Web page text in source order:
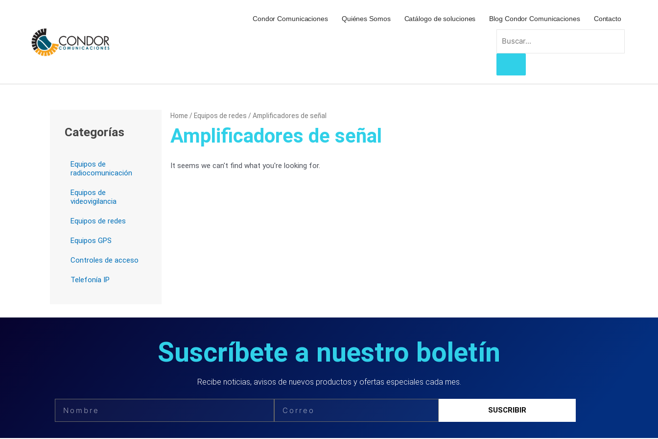
Condor Comunicaciones Quiénes Somos Catálogo de soluciones Blog Condor Comunicaciones Contacto
Search
Categorías
Equipos de
radiocomunicación
Equipos de
videovigilancia
Equipos de redes
Equipos GPS
Controles de acceso
Telefonía IP
Home / Equipos de redes / Amplificadores de señal
Amplificadores de señal
It seems we can't find what you're looking for.
Suscríbete a nuestro boletín
Recibe noticias, avisos de nuevos productos y ofertas especiales cada mes.
SUSCRIBIR